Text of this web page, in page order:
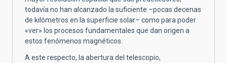
todavía no han alcanzado la suficiente –pocas decenas
de kilómetros en la superficie solar– como para poder
«ver» los procesos fundamentales que dan origen a
estos fenómenos magnéticos.
A este respecto, la abertura del telescopio,